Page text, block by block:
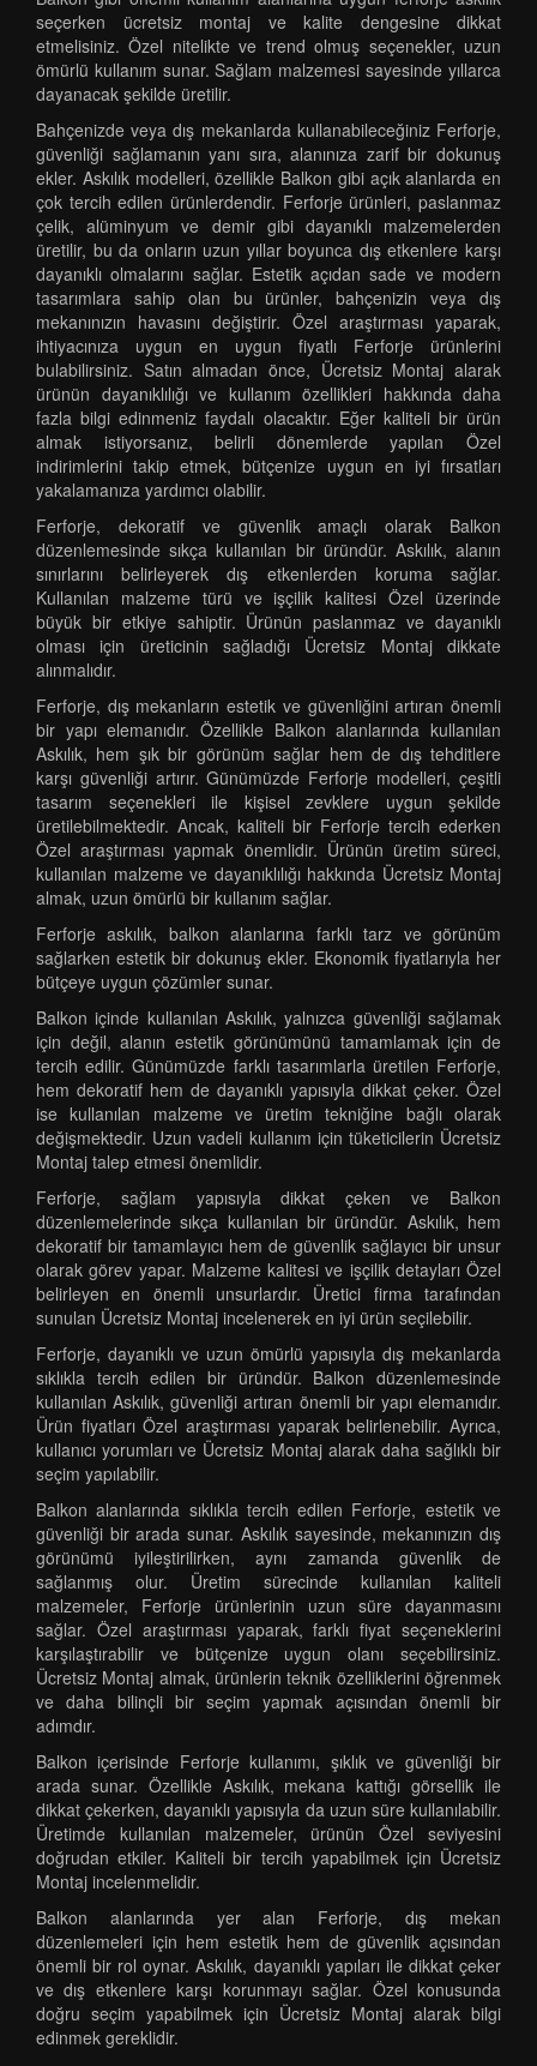
seçerken ücretsiz montaj ve kalite dengesine dikkat
etmelisiniz. Özel nitelikte ve trend olmuş seçenekler, uzun
ömürlü kullanım sunar. Sağlam malzemesi sayesinde yıllarca
dayanacak şekilde üretilir.
Bahçenizde veya dış mekanlarda kullanabileceğiniz Ferforje,
güvenliği sağlamanın yanı sıra, alanınıza zarif bir dokunuş
ekler. Askılık modelleri, özellikle Balkon gibi açık alanlarda en
çok tercih edilen ürünlerdendir. Ferforje ürünleri, paslanmaz
çelik, alüminyum ve demir gibi dayanıklı malzemelerden
üretilir, bu da onların uzun yıllar boyunca dış etkenlere karşı
dayanıklı olmalarını sağlar. Estetik açıdan sade ve modern
tasarımlara sahip olan bu ürünler, bahçenizin veya dış
mekanınızın havasını değiştirir. Özel araştırması yaparak,
ihtiyacınıza uygun en uygun fiyatlı Ferforje ürünlerini
bulabilirsiniz. Satın almadan önce, Ücretsiz Montaj alarak
ürünün dayanıklılığı ve kullanım özellikleri hakkında daha
fazla bilgi edinmeniz faydalı olacaktır. Eğer kaliteli bir ürün
almak istiyorsanız, belirli dönemlerde yapılan Özel
indirimlerini takip etmek, bütçenize uygun en iyi fırsatları
yakalamanıza yardımcı olabilir.
Ferforje, dekoratif ve güvenlik amaçlı olarak Balkon
düzenlemesinde sıkça kullanılan bir üründür. Askılık, alanın
sınırlarını belirleyerek dış etkenlerden koruma sağlar.
Kullanılan malzeme türü ve işçilik kalitesi Özel üzerinde
büyük bir etkiye sahiptir. Ürünün paslanmaz ve dayanıklı
olması için üreticinin sağladığı Ücretsiz Montaj dikkate
alınmalıdır.
Ferforje, dış mekanların estetik ve güvenliğini artıran önemli
bir yapı elemanıdır. Özellikle Balkon alanlarında kullanılan
Askılık, hem şık bir görünüm sağlar hem de dış tehditlere
karşı güvenliği artırır. Günümüzde Ferforje modelleri, çeşitli
tasarım seçenekleri ile kişisel zevklere uygun şekilde
üretilebilmektedir. Ancak, kaliteli bir Ferforje tercih ederken
Özel araştırması yapmak önemlidir. Ürünün üretim süreci,
kullanılan malzeme ve dayanıklılığı hakkında Ücretsiz Montaj
almak, uzun ömürlü bir kullanım sağlar.
Ferforje askılık, balkon alanlarına farklı tarz ve görünüm
sağlarken estetik bir dokunuş ekler. Ekonomik fiyatlarıyla her
bütçeye uygun çözümler sunar.
Balkon içinde kullanılan Askılık, yalnızca güvenliği sağlamak
için değil, alanın estetik görünümünü tamamlamak için de
tercih edilir. Günümüzde farklı tasarımlarla üretilen Ferforje,
hem dekoratif hem de dayanıklı yapısıyla dikkat çeker. Özel
ise kullanılan malzeme ve üretim tekniğine bağlı olarak
değişmektedir. Uzun vadeli kullanım için tüketicilerin Ücretsiz
Montaj talep etmesi önemlidir.
Ferforje, sağlam yapısıyla dikkat çeken ve Balkon
düzenlemelerinde sıkça kullanılan bir üründür. Askılık, hem
dekoratif bir tamamlayıcı hem de güvenlik sağlayıcı bir unsur
olarak görev yapar. Malzeme kalitesi ve işçilik detayları Özel
belirleyen en önemli unsurlardır. Üretici firma tarafından
sunulan Ücretsiz Montaj incelenerek en iyi ürün seçilebilir.
Ferforje, dayanıklı ve uzun ömürlü yapısıyla dış mekanlarda
sıklıkla tercih edilen bir üründür. Balkon düzenlemesinde
kullanılan Askılık, güvenliği artıran önemli bir yapı elemanıdır.
Ürün fiyatları Özel araştırması yaparak belirlenebilir. Ayrıca,
kullanıcı yorumları ve Ücretsiz Montaj alarak daha sağlıklı bir
seçim yapılabilir.
Balkon alanlarında sıklıkla tercih edilen Ferforje, estetik ve
güvenliği bir arada sunar. Askılık sayesinde, mekanınızın dış
görünümü iyileştirilirken, aynı zamanda güvenlik de
sağlanmış olur. Üretim sürecinde kullanılan kaliteli
malzemeler, Ferforje ürünlerinin uzun süre dayanmasını
sağlar. Özel araştırması yaparak, farklı fiyat seçeneklerini
karşılaştırabilir ve bütçenize uygun olanı seçebilirsiniz.
Ücretsiz Montaj almak, ürünlerin teknik özelliklerini öğrenmek
ve daha bilinçli bir seçim yapmak açısından önemli bir
adımdır.
Balkon içerisinde Ferforje kullanımı, şıklık ve güvenliği bir
arada sunar. Özellikle Askılık, mekana kattığı görsellik ile
dikkat çekerken, dayanıklı yapısıyla da uzun süre kullanılabilir.
Üretimde kullanılan malzemeler, ürünün Özel seviyesini
doğrudan etkiler. Kaliteli bir tercih yapabilmek için Ücretsiz
Montaj incelenmelidir.
Balkon alanlarında yer alan Ferforje, dış mekan
düzenlemeleri için hem estetik hem de güvenlik açısından
önemli bir rol oynar. Askılık, dayanıklı yapıları ile dikkat çeker
ve dış etkenlere karşı korunmayı sağlar. Özel konusunda
doğru seçim yapabilmek için Ücretsiz Montaj alarak bilgi
edinmek gereklidir.